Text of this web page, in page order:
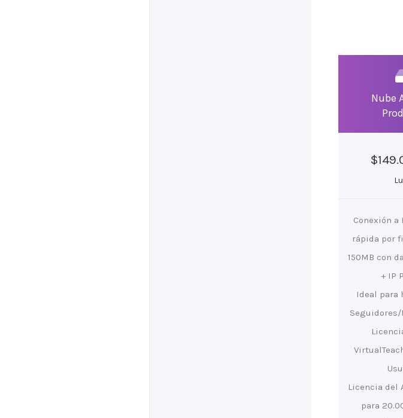
Nube
Conexión
rápida por
150MB con
+ IP
Ideal para
Licencia del
para